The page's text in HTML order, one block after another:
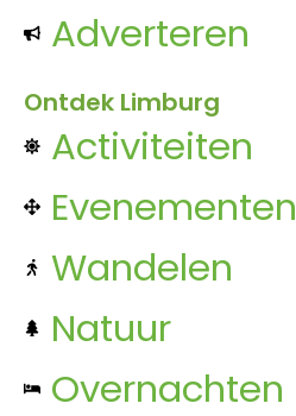
Adverteren
Ontdek Limburg
Activiteiten
Evenementen
Wandelen
Natuur
Overnachten